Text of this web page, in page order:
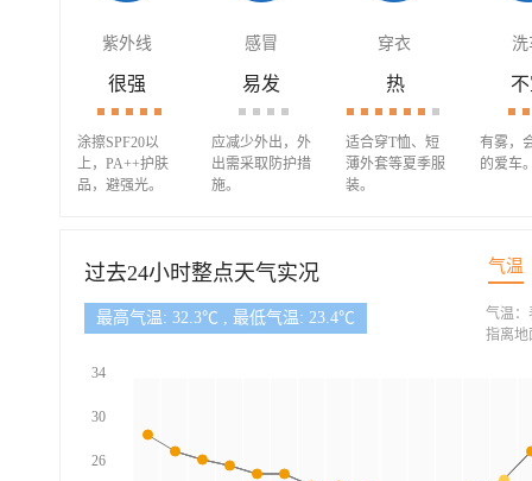
紫外线 感冒 穿衣 洗
很强
涂擦SPF20以
上，PA++护肤
品，避强光。
易发
应减少外出，外
出需采取防护措
施。
热
适合穿T恤、短
薄外套等夏季服
装。
有雾，
的爱车
过去24小时整点天气实况 气温
最高气温: 32.3℃ , 最低气温: 23.4℃
34
30
26
气温：
指离地